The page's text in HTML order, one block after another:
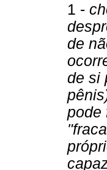
1 -
de
de si
pode